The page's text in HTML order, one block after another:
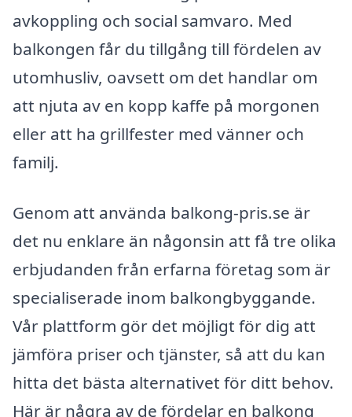
avkoppling och social samvaro. Med
balkongen får du tillgång till fördelen av
utomhusliv, oavsett om det handlar om
att njuta av en kopp kaffe på morgonen
eller att ha grillfester med vänner och
familj.
Genom att använda balkong-pris.se är
det nu enklare än någonsin att få tre olika
erbjudanden från erfarna företag som är
specialiserade inom balkongbyggande.
Vår plattform gör det möjligt för dig att
jämföra priser och tjänster, så att du kan
hitta det bästa alternativet för ditt behov.
Här är några av de fördelar en balkong